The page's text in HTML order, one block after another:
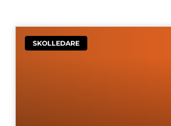
SKOLLEDARE